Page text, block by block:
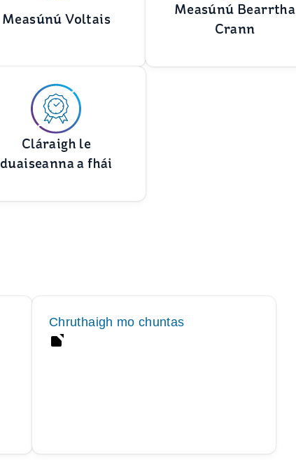
Measúnú Voltais
Measúnú Bearrtha
Crann
Cláraigh le
duaiseanna a fhái
Chruthaigh mo chuntas